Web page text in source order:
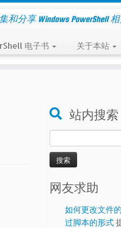
和分享 Windows PowerShell
电子书 关于本站
站内搜索
索：
网友求助
如何更改文件
过脚本的形式